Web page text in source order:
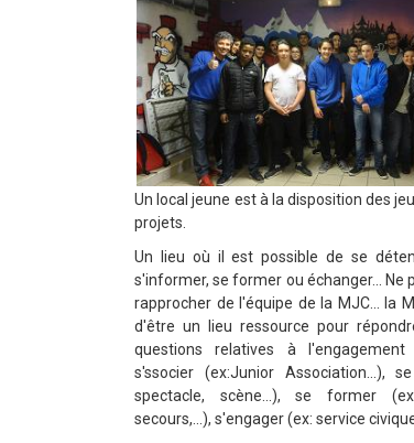
Un local jeune est à la disposition des
projets.
Un lieu où il est possible de se
s'informer, se former ou échanger... Ne
rapprocher de l'équipe de la MJC... la
d'être un lieu ressource pour
questions relatives à
s'ssocier (ex:Junior Association...),
spectacle, scène...), se former
secours,...), s'engager (ex: service